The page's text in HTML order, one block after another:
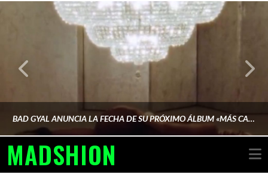
BAD GYAL ANUNCIA LA FECHA DE SU PRÓXIMO ÁLBUM «MÁS CARA»
MADSHION